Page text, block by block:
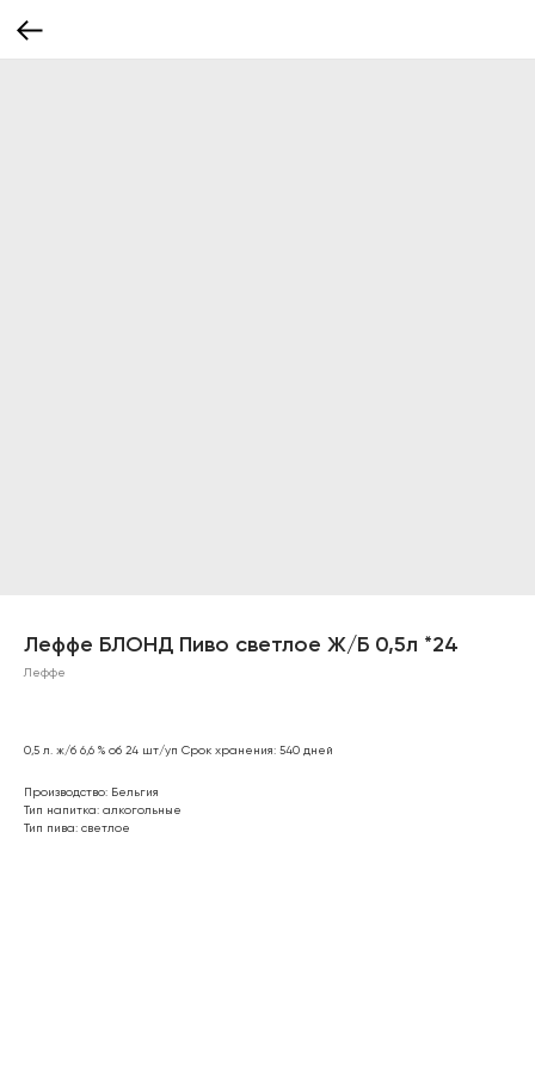
Леффе БЛОНД Пиво светлое Ж/Б 0,5л *24
Леффе
0,5 л. ж/б 6,6 % об 24 шт/уп Срок хранения: 540 дней
Производство: Бельгия
Тип напитка: алкогольные
Тип пива: светлое